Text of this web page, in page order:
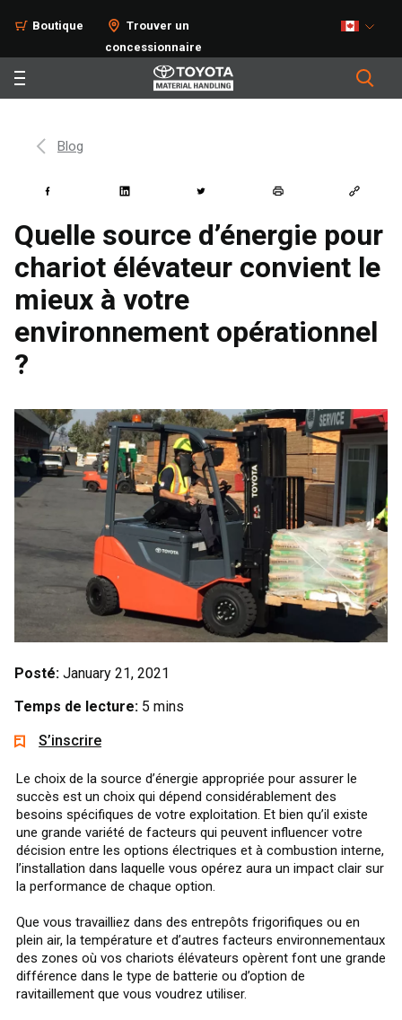
Boutique
Trouver un
concessionnaire
Blog
Quelle source d’énergie pour
chariot élévateur convient le
mieux à votre
environnement opérationnel
?
Posté: January 21, 2021
Temps de lecture: 5 mins
S’inscrire
Le choix de la source d’énergie appropriée pour assurer le
succès est un choix qui dépend considérablement des
besoins spécifiques de votre exploitation. Et bien qu’il existe
une grande variété de facteurs qui peuvent influencer votre
décision entre les options électriques et à combustion interne,
l’installation dans laquelle vous opérez aura un impact clair sur
la performance de chaque option.
Que vous travailliez dans des entrepôts frigorifiques ou en
plein air, la température et d’autres facteurs environnementaux
des zones où vos chariots élévateurs opèrent font une grande
différence dans le type de batterie ou d’option de
ravitaillement que vous voudrez utiliser.